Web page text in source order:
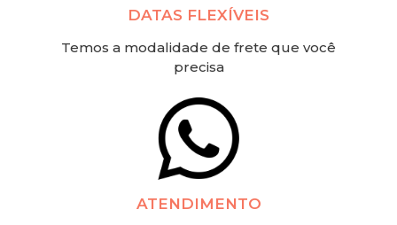
DATAS FLEXÍVEIS
Temos a modalidade de frete que você
precisa
ATENDIMENTO